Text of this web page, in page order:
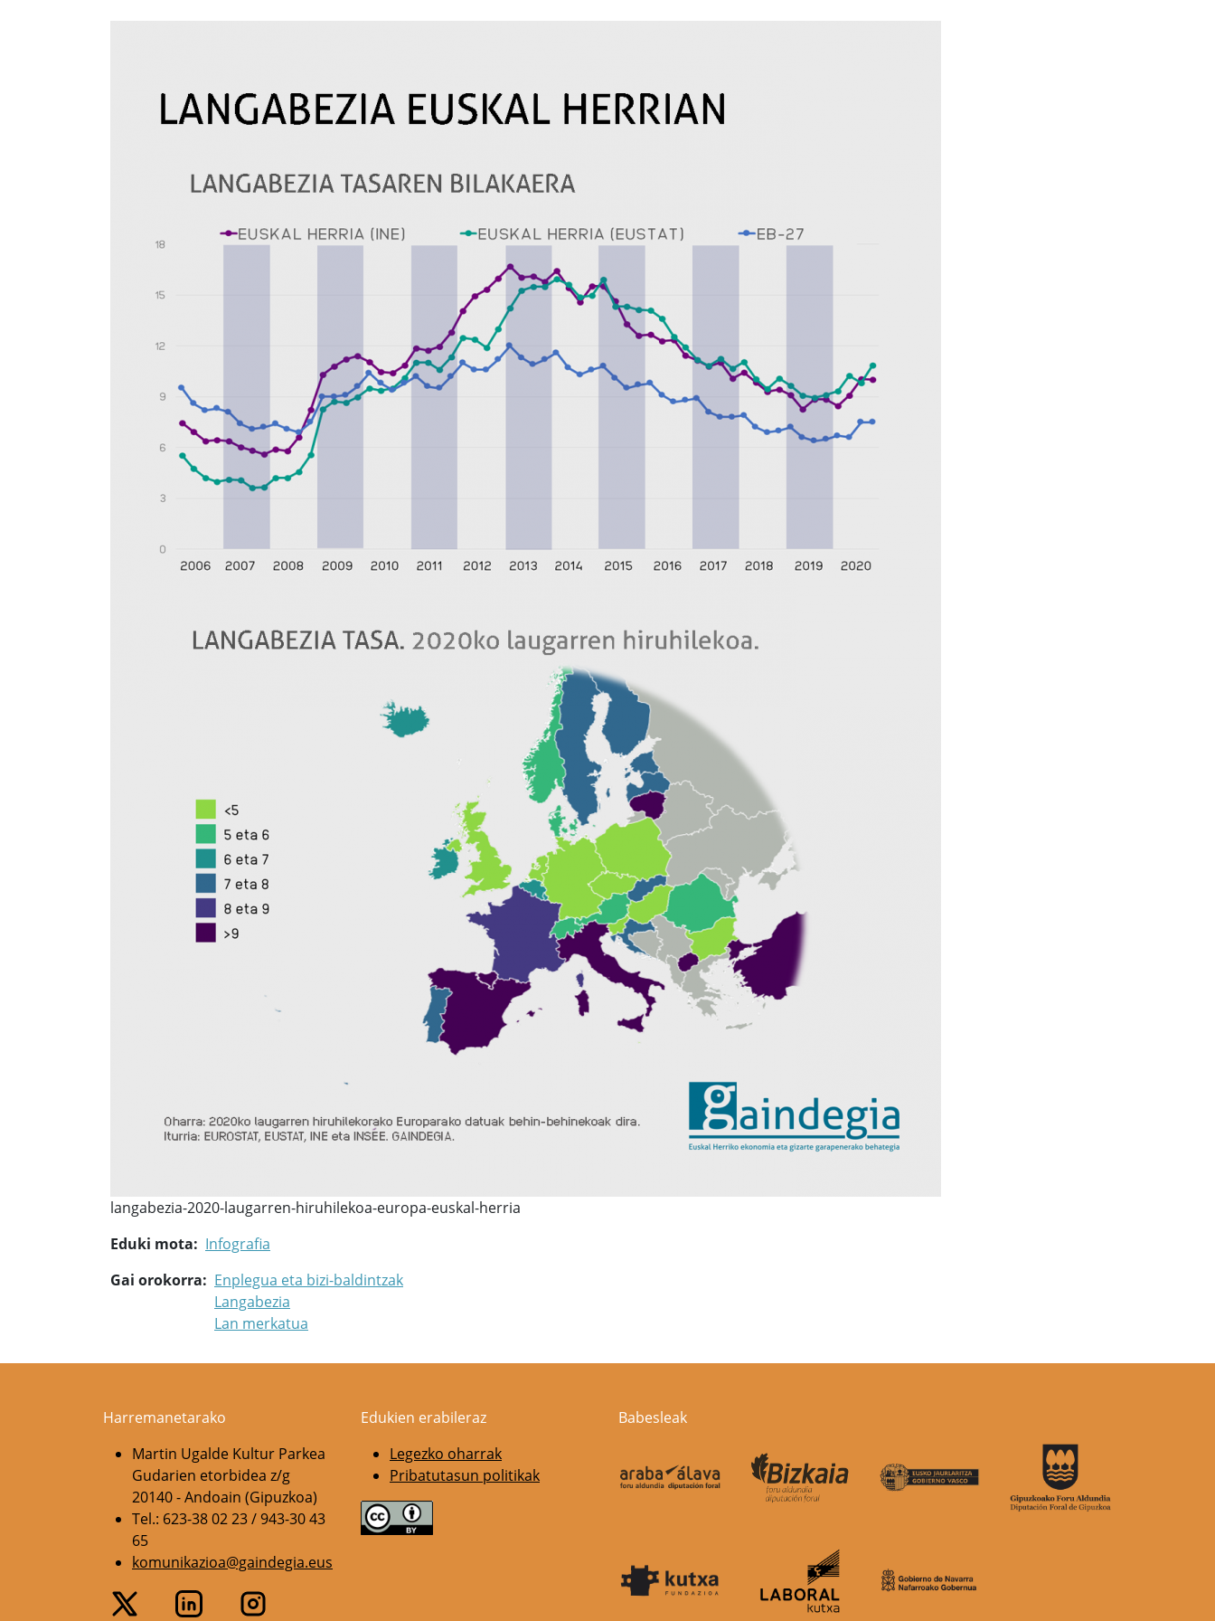
langabezia-2020-laugarren-hiruhilekoa-europa-euskal-herria
Eduki mota
Infografia
Gai orokorra
Enplegua eta bizi-baldintzak
Langabezia
Lan merkatua
Harremanetarako
Martin Ugalde Kultur Parkea
Gudarien etorbidea z/g
20140 - Andoain (Gipuzkoa)
Tel.: 623-38 02 23 / 943-30 43
65
komunikazioa@gaindegia.eus
Edukien erabileraz
Legezko oharrak
Pribatutasun politikak
Babesleak